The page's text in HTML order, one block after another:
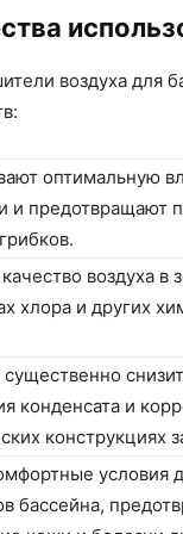
воздуха для
оптимальную
и предотвращают
воздуха в
хлора и других
конденсата и
конструкциях
условия
бассейна,